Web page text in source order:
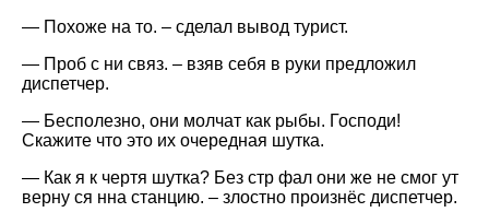
— Похоже на то. – сделал вывод турист.
— Проб с ни связ. – взяв себя в руки предложил
диспетчер.
— Бесполезно, они молчат как рыбы. Господи!
Скажите что это их очередная шутка.
— Как я к чертя шутка? Без стр фал они же не смог ут
верну ся нна станцию. – злостно произнёс диспетчер.